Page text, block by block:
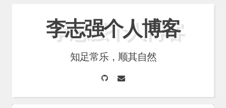
李志强个人博客
知足常乐，顺其自然
GitHubEmail